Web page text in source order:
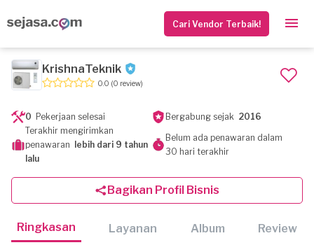
Cari Vendor Terbaik!
KrishnaTeknik
0.0 (0 review)
0 Pekerjaan selesai Bergabung sejak 2016
Terakhir mengirimkan
penawaran
lebih dari 9 tahun
lalu
Belum ada penawaran dalam
30 hari terakhir
Bagikan Profil Bisnis
Ringkasan Layanan Album Review